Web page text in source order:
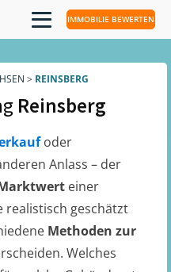
IMMOBILIE BEWERTEN
> REINSBERG
Reinsberg
oder
Anlass – der
einer
realistisch geschätzt
Methoden zur
Welches